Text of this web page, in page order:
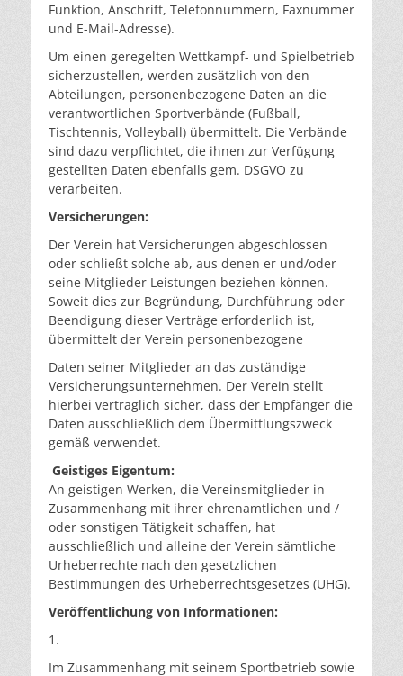
Funktion, Anschrift, Telefonnummern, Faxnummer
und E-Mail-Adresse).
Um einen geregelten Wettkampf- und Spielbetrieb
sicherzustellen, werden zusätzlich von den
Abteilungen, personenbezogene Daten an die
verantwortlichen Sportverbände (Fußball,
Tischtennis, Volleyball) übermittelt. Die Verbände
sind dazu verpflichtet, die ihnen zur Verfügung
gestellten Daten ebenfalls gem. DSGVO zu
verarbeiten.
Versicherungen:
Der Verein hat Versicherungen abgeschlossen
oder schließt solche ab, aus denen er und/oder
seine Mitglieder Leistungen beziehen können.
Soweit dies zur Begründung, Durchführung oder
Beendigung dieser Verträge erforderlich ist,
übermittelt der Verein personenbezogene
Daten seiner Mitglieder an das zuständige
Versicherungsunternehmen. Der Verein stellt
hierbei vertraglich sicher, dass der Empfänger die
Daten ausschließlich dem Übermittlungszweck
gemäß verwendet.
Geistiges Eigentum:
An geistigen Werken, die Vereinsmitglieder in
Zusammenhang mit ihrer ehrenamtlichen und /
oder sonstigen Tätigkeit schaffen, hat
ausschließlich und alleine der Verein sämtliche
Urheberrechte nach den gesetzlichen
Bestimmungen des Urheberrechtsgesetzes (UHG).
Veröffentlichung von Informationen:
1.
Im Zusammenhang mit seinem Sportbetrieb sowie